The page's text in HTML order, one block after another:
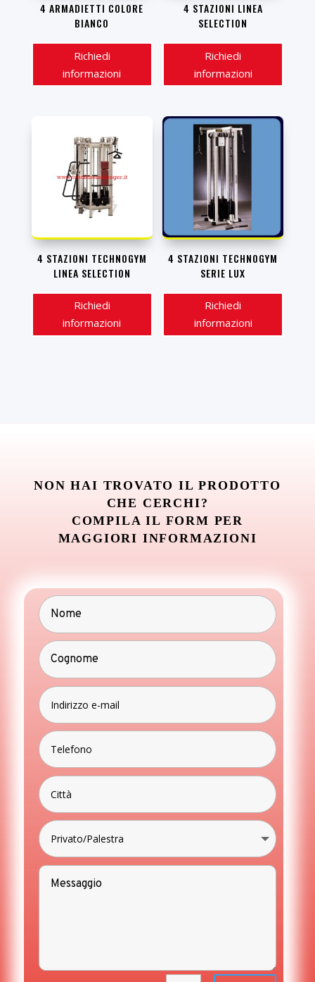
4 ARMADIETTI COLORE
BIANCO
Richiedi
informazioni
4 STAZIONI LINEA
SELECTION
Richiedi
informazioni
4 STAZIONI TECHNOGYM
LINEA SELECTION
Richiedi
informazioni
4 STAZIONI TECHNOGYM
SERIE LUX
Richiedi
informazioni
NON HAI TROVATO IL PRODOTTO
CHE CERCHI?
COMPILA IL FORM PER
MAGGIORI INFORMAZIONI